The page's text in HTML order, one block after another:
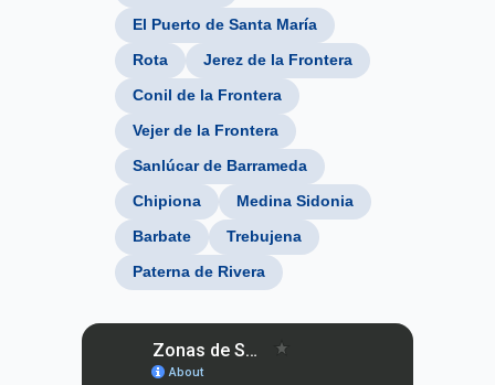
El Puerto de Santa María
Rota Jerez de la Frontera
Conil de la Frontera
Vejer de la Frontera
Sanlúcar de Barrameda
Chipiona Medina Sidonia
Barbate Trebujena
Paterna de Rivera